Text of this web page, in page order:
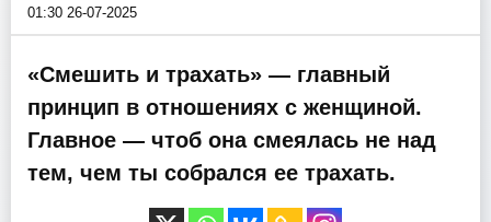
01:30 26-07-2025
«Смешить и трахать» — главный
принцип в отношениях с женщиной.
Главное — чтоб она смеялась не над
тем, чем ты собрался ее трахать.